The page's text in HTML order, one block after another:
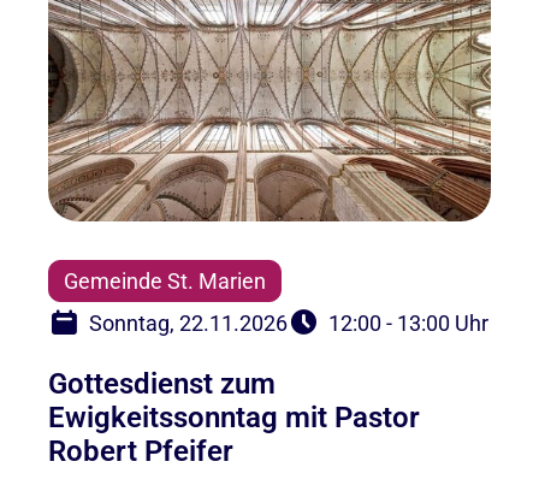
Gemeinde St. Marien
Sonntag, 22.11.2026
12:00 - 13:00 Uhr
Gottesdienst zum
Ewigkeitssonntag mit Pastor
Robert Pfeifer